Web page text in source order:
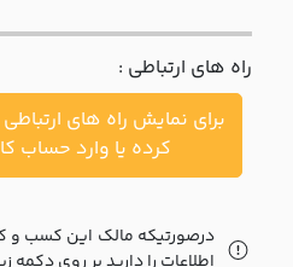
اخبار
پرسش
متداول
خواست
راه های ارتباطی :
برای نمایش راه های
کرده یا وارد حساب
درصورتیکه مالک این کسب و